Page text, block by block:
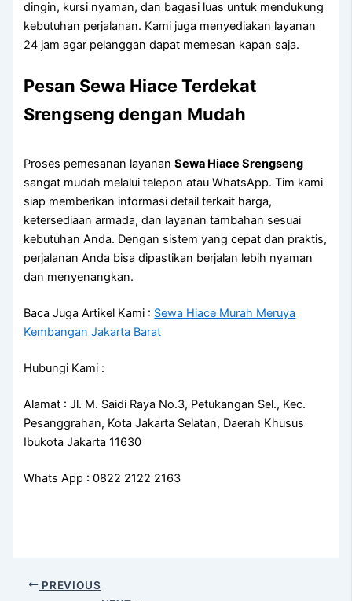
dingin, kursi nyaman, dan bagasi luas untuk mendukung
kebutuhan perjalanan. Kami juga menyediakan layanan
24 jam agar pelanggan dapat memesan kapan saja.
Pesan Sewa Hiace Terdekat
Srengseng dengan Mudah
Proses pemesanan layananSewa Hiace Srengseng
sangat mudah melalui telepon atau WhatsApp. Tim kami
siap memberikan informasi detail terkait harga,
ketersediaan armada, dan layanan tambahan sesuai
kebutuhan Anda. Dengan sistem yang cepat dan praktis,
perjalanan Anda bisa dipastikan berjalan lebih nyaman
dan menyenangkan.
Baca Juga Artikel Kami : Sewa Hiace Murah Meruya
Kembangan Jakarta Barat
Hubungi Kami :
Alamat : Jl. M. Saidi Raya No.3, Petukangan Sel., Kec.
Pesanggrahan, Kota Jakarta Selatan, Daerah Khusus
Ibukota Jakarta 11630
Whats App : 0822 2122 2163
PREVIOUS